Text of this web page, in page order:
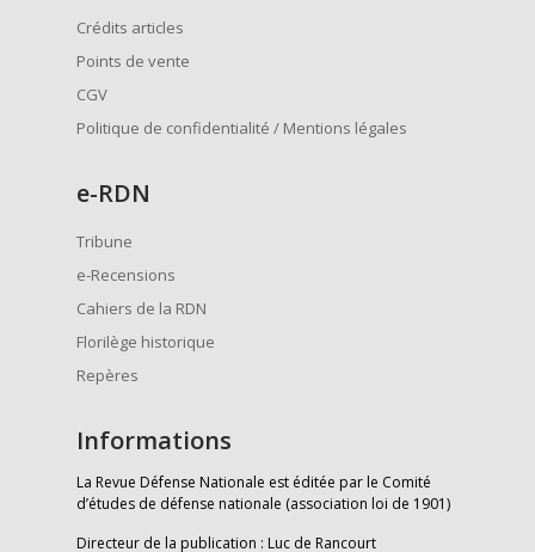
Crédits articles
Points de vente
CGV
Politique de confidentialité / Mentions légales
e-RDN
Tribune
e-Recensions
Cahiers de la RDN
Florilège historique
Repères
Informations
La Revue Défense Nationale est éditée par le Comité
d’études de défense nationale (association loi de 1901)
Directeur de la publication : Luc de Rancourt